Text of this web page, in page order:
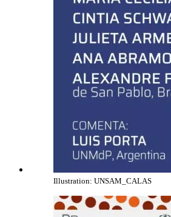
Illustration: UNSAM_CALAS